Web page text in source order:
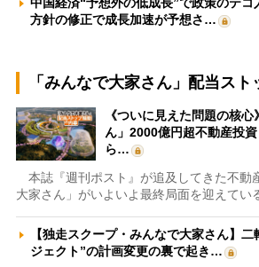
中国経済“予想外の低成長”で政策のテ
方針の修正で成長加速が予想さ…
「みんなで大家さん」配当ス
《ついに見えた問題の核
ん」2000億円超不動産投
ら…
本誌『週刊ポスト』が追及してきた不動
大家さん」がいよいよ最終局面を迎えてい
【独走スクープ・みんなで大家さん】
ジェクト”の計画変更の裏で起き…